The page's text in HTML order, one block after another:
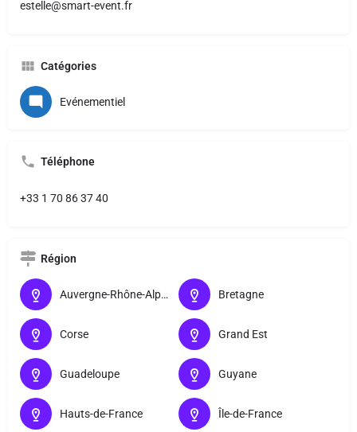
estelle@smart-event.fr
Catégories
Evénementiel
Téléphone
+33 1 70 86 37 40
Région
Auvergne-Rhône-Alpes Bretagne
Corse Grand Est
Guadeloupe Guyane
Hauts-de-France Île-de-France